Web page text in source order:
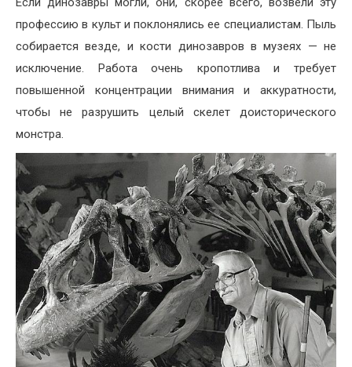
профессию в культ и поклонялись ее специалистам. Пыль
собирается везде, и кости динозавров в музеях — не
исключение. Работа очень кропотлива и требует
повышенной концентрации внимания и аккуратности,
чтобы не разрушить целый скелет доисторического
монстра.